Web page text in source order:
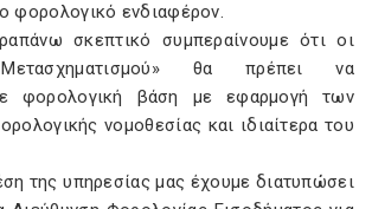
φορολογικό ενδιαφέρον.
σκεπτικό συμπεραίνουμε ότι οι
Mετασχηματισμού» θα πρέπει να
φορολογική βάση με εφαρμογή των
νομοθεσίας και ιδιαίτερα του
της υπηρεσίας μας έχουμε διατυπώσει